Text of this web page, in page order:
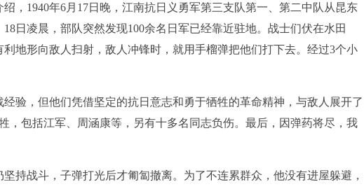
1940年6月17日晚，江南抗日义勇军第三支队第一、第二中队从昆东
日凌晨，部队突然发现100余名日军已经靠近驻地。战士们伏在水田
地形向敌人扫射，敌人冲锋时，就用手榴弹把他们打下去。经过3个小
，但他们凭借坚定的抗日意志和勇于牺牲的革命精神，与敌人展开了
，包括江军、周涵康等，另有十多名同志负伤。最后，因弹药将尽，我
战斗，子弹打光后才匍匐撤离。为了不连累群众，他没有进屋躲避，